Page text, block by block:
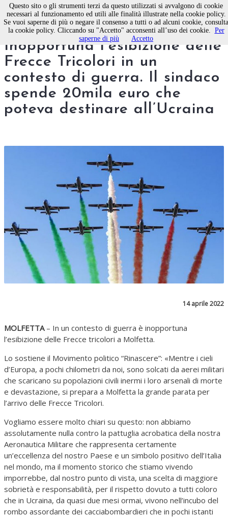
Rinascere Molfetta:
Inopportuna l’esibizione delle
Frecce Tricolori in un
contesto di guerra. Il sindaco
spende 20mila euro che
poteva destinare all’Ucraina
14 aprile 2022
MOLFETTA– In un contesto di guerra è inopportuna
l’esibizione delle Frecce tricolori a Molfetta.
Lo sostiene il Movimento politico “Rinascere”: «Mentre i cieli
d’Europa, a pochi chilometri da noi, sono solcati da aerei militari
che scaricano su popolazioni civili inermi i loro arsenali di morte
e devastazione, si prepara a Molfetta la grande parata per
l’arrivo delle Frecce Tricolori.
Vogliamo essere molto chiari su questo: non abbiamo
assolutamente nulla contro la pattuglia acrobatica della nostra
Aeronautica Militare che rappresenta certamente
un’eccellenza del nostro Paese e un simbolo positivo dell’Italia
nel mondo, ma il momento storico che stiamo vivendo
imporrebbe, dal nostro punto di vista, una scelta di maggiore
sobrietà e responsabilità, per il rispetto dovuto a tutti coloro
che in Ucraina, da quasi due mesi ormai, vivono nell’incubo del
rombo assordante dei cacciabombardieri che in pochi istanti
Questo sito o gli strumenti terzi da questo utilizzati si avvalgono di cookie
necessari al funzionamento ed utili alle finalità illustrate nella cookie policy.
Se vuoi saperne di più o negare il consenso a tutti o ad alcuni cookie, consulta
la cookie policy. Cliccando su "Accetto" acconsenti all’uso dei cookie. Per
saperne di più
Accetto